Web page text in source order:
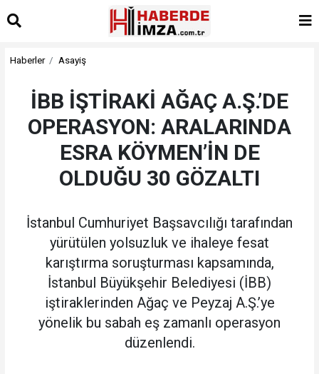
Haberler Asayiş
İBB İŞTİRAKİ AĞAÇ A.Ş.’DE
OPERASYON: ARALARINDA
ESRA KÖYMEN’İN DE
OLDUĞU 30 GÖZALTI
İstanbul Cumhuriyet Başsavcılığı tarafından
yürütülen yolsuzluk ve ihaleye fesat
karıştırma soruşturması kapsamında,
İstanbul Büyükşehir Belediyesi (İBB)
iştiraklerinden Ağaç ve Peyzaj A.Ş.’ye
yönelik bu sabah eş zamanlı operasyon
düzenlendi.